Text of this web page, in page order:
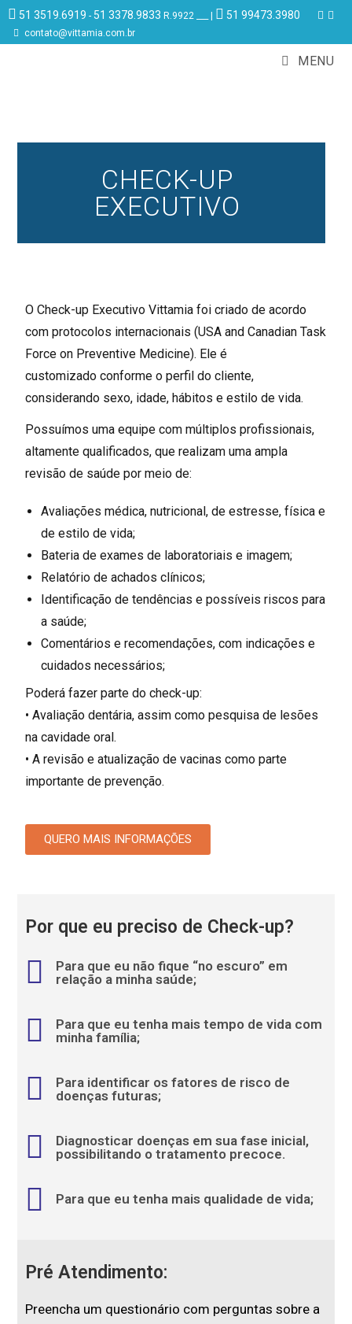
51 3519.6919 - 51 3378.9833 R.9922 ___ | 51 99473.3980
contato@vittamia.com.br
MENU
CHECK-UP
EXECUTIVO
O Check-up Executivo Vittamia foi criado de acordo
com protocolos internacionais (USA and Canadian Task
Force on Preventive Medicine). Ele é
customizado conforme o perfil do cliente,
considerando sexo, idade, hábitos e estilo de vida.
Possuímos uma equipe com múltiplos profissionais,
altamente qualificados, que realizam uma ampla
revisão de saúde por meio de:
Avaliações médica, nutricional, de estresse, física e
de estilo de vida;
Bateria de exames de laboratoriais e imagem;
Relatório de achados clínicos;
Identificação de tendências e possíveis riscos para
a saúde;
Comentários e recomendações, com indicações e
cuidados necessários;
Poderá fazer parte do check-up:
• Avaliação dentária, assim como pesquisa de lesões
na cavidade oral.
• A revisão e atualização de vacinas como parte
importante de prevenção.
QUERO MAIS INFORMAÇÕES
Por que eu preciso de Check-up?
Para que eu não fique “no escuro” em
relação a minha saúde;
Para que eu tenha mais tempo de vida com
minha família;
Para identificar os fatores de risco de
doenças futuras;
Diagnosticar doenças em sua fase inicial,
possibilitando o tratamento precoce.
Para que eu tenha mais qualidade de vida;
Pré Atendimento:
Preencha um questionário com perguntas sobre a